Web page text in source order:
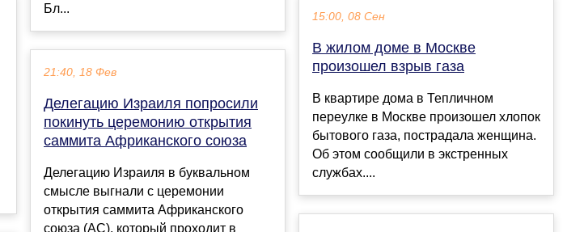
Бл...
21:40, 18 Фев
Делегацию Израиля попросили
покинуть церемонию открытия
саммита Африканского союза
Делегацию Израиля в буквальном
смысле выгнали с церемонии
открытия саммита Африканского
союза (АС), который проходит в
15:00, 08 Сен
В жилом доме в Москве
произошел взрыв газа
В квартире дома в Тепличном
переулке в Москве произошел хлопок
бытового газа, пострадала женщина.
Об этом сообщили в экстренных
службах....